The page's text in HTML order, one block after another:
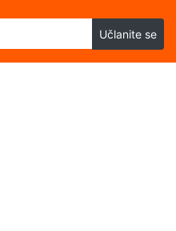
Učlanite se